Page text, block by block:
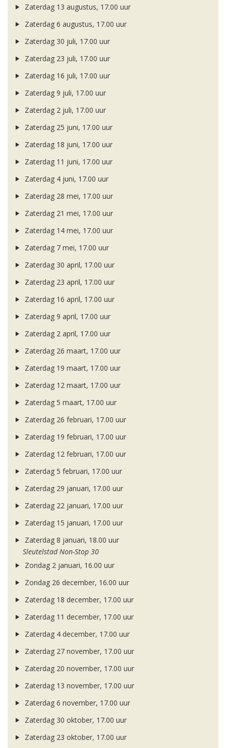
Zaterdag 13 augustus, 17.00 uur
Zaterdag 6 augustus, 17.00 uur
Zaterdag 30 juli, 17.00 uur
Zaterdag 23 juli, 17.00 uur
Zaterdag 16 juli, 17.00 uur
Zaterdag 9 juli, 17.00 uur
Zaterdag 2 juli, 17.00 uur
Zaterdag 25 juni, 17.00 uur
Zaterdag 18 juni, 17.00 uur
Zaterdag 11 juni, 17.00 uur
Zaterdag 4 juni, 17.00 uur
Zaterdag 28 mei, 17.00 uur
Zaterdag 21 mei, 17.00 uur
Zaterdag 14 mei, 17.00 uur
Zaterdag 7 mei, 17.00 uur
Zaterdag 30 april, 17.00 uur
Zaterdag 23 april, 17.00 uur
Zaterdag 16 april, 17.00 uur
Zaterdag 9 april, 17.00 uur
Zaterdag 2 april, 17.00 uur
Zaterdag 26 maart, 17.00 uur
Zaterdag 19 maart, 17.00 uur
Zaterdag 12 maart, 17.00 uur
Zaterdag 5 maart, 17.00 uur
Zaterdag 26 februari, 17.00 uur
Zaterdag 19 februari, 17.00 uur
Zaterdag 12 februari, 17.00 uur
Zaterdag 5 februari, 17.00 uur
Zaterdag 29 januari, 17.00 uur
Zaterdag 22 januari, 17.00 uur
Zaterdag 15 januari, 17.00 uur
Zaterdag 8 januari, 18.00 uur
Sleutelstad Non-Stop 30
Zondag 2 januari, 16.00 uur
Zondag 26 december, 16.00 uur
Zaterdag 18 december, 17.00 uur
Zaterdag 11 december, 17.00 uur
Zaterdag 4 december, 17.00 uur
Zaterdag 27 november, 17.00 uur
Zaterdag 20 november, 17.00 uur
Zaterdag 13 november, 17.00 uur
Zaterdag 6 november, 17.00 uur
Zaterdag 30 oktober, 17.00 uur
Zaterdag 23 oktober, 17.00 uur